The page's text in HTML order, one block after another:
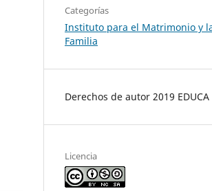
Categorías
Instituto para el Matrimonio y
Familia
Derechos de autor 2019 EDUCA
Licencia